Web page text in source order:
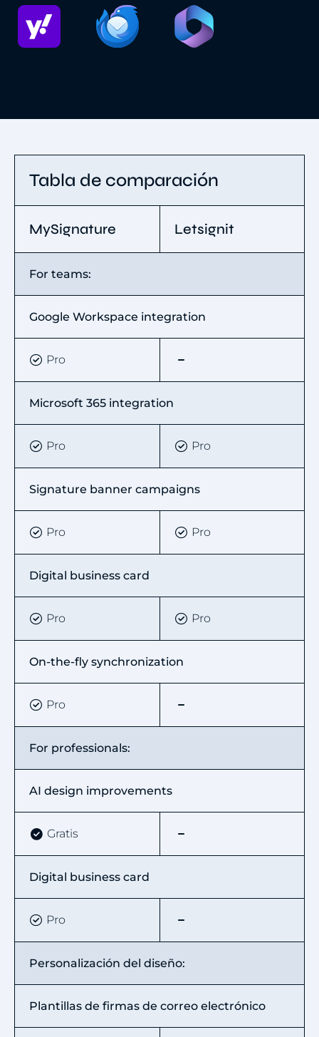
Tabla de comparación
MySignature Letsignit
For teams:
Google Workspace integration
Pro
Microsoft 365 integration
Pro Pro
Signature banner campaigns
Pro Pro
Digital business card
Pro Pro
On-the-fly synchronization
Pro
For professionals:
AI design improvements
Gratis
Digital business card
Pro
Personalización del diseño:
Plantillas de firmas de correo electrónico